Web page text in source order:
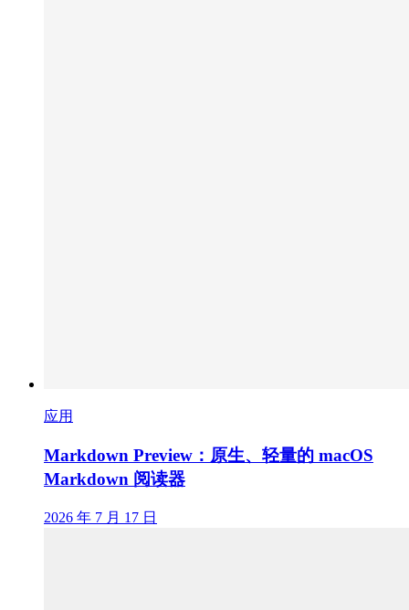
应用
Markdown Preview：原生、轻量的 macOS
Markdown 阅读器
2026 年 7 月 17 日